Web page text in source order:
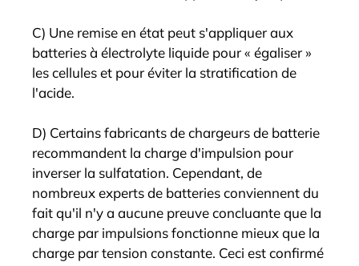
C) Une remise en état peut s'appliquer aux
batteries à électrolyte liquide pour « égaliser »
les cellules et pour éviter la stratification de
l'acide.
D) Certains fabricants de chargeurs de batterie
recommandent la charge d'impulsion pour
inverser la sulfatation. Cependant, de
nombreux experts de batteries conviennent du
fait qu'il n'y a aucune preuve concluante que la
charge par impulsions fonctionne mieux que la
charge par tension constante. Ceci est confirmé